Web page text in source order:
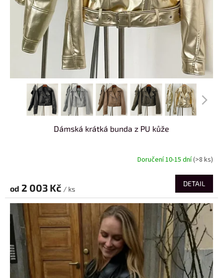
Dámská krátká bunda z PU kůže
Doručení 10-15 dní(>8 ks)
od 2 003 Kč / ks
DETAIL